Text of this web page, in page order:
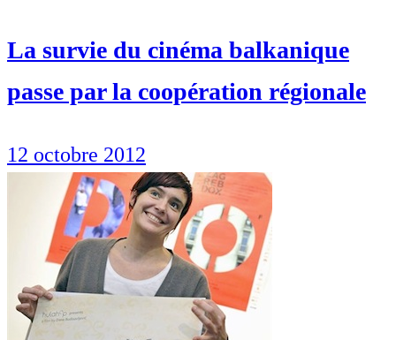
La survie du cinéma balkanique
passe par la coopération régionale
12 octobre 2012